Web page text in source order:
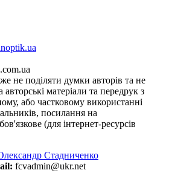
не поділяти думки авторів та не
авторські матеріали та передрук з
або частковому використанні
посилання на
(для інтернет-ресурсів
Стадниченко
fcvadmin@ukr.net